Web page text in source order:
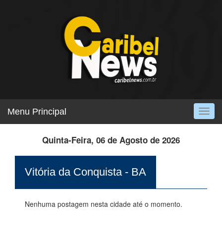
Menu Principal
Quinta-Feira, 06 de Agosto de 2026
Vitória da Conquista - BA
Nenhuma postagem nesta cidade até o momento.